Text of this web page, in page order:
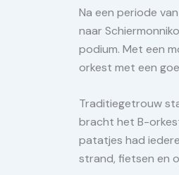
Na een periode
naar
podium. Met een
orkest met een
Traditiegetrouw
bracht het B-
patatjes had
strand, fietsen en